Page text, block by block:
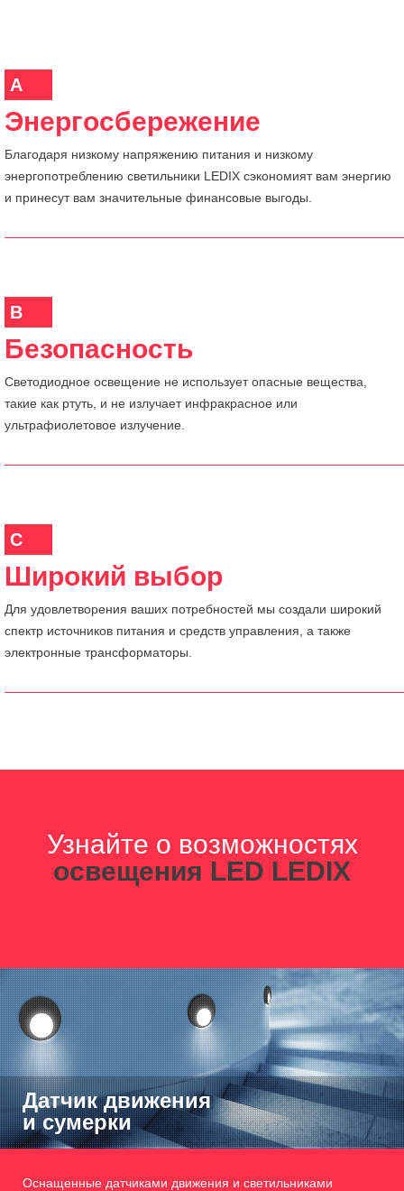
A
Энергосбережение
Благодаря низкому напряжению питания и низкому
энергопотреблению светильники LEDIX сэкономият вам энергию
и принесут вам значительные финансовые выгоды.
B
Безопасность
Светодиодное освещение не использует опасные вещества,
такие как ртуть, и не излучает инфракрасное или
ультрафиолетовое излучение.
C
Широкий выбор
Для удовлетворения ваших потребностей мы создали широкий
спектр источников питания и средств управления, а также
электронные трансформаторы.
Узнайте о возможностях
освещения LED LEDIX
Датчик движения
и сумерки
Оснащенные датчиками движения и светильниками